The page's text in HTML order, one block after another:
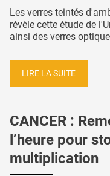
Les verres teintés
révèle cette étude de
ainsi des verres
LIRE LA SUITE
CANCER :
l’heure pour
multiplication